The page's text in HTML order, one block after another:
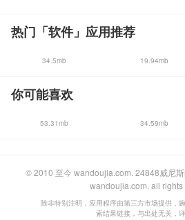
热门「软件」应用推荐
34.5mb 19.94mb
你可能喜欢
53.31mb 34.59mb
© 2010 至今 wandoujia.com. 24848威尼
wandoujia.com. all rights
除非特别注明，应用程序由第三方市场提供，
索结果链接，与出处无关，